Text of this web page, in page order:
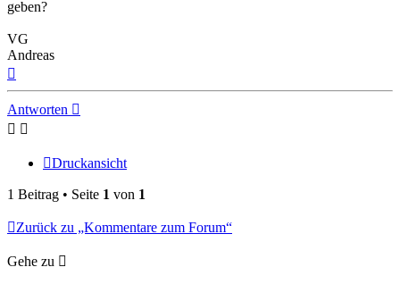
geben?
VG
Andreas
Antworten
Druckansicht
1 Beitrag • Seite 1 von 1
Zurück zu „Kommentare zum Forum“
Gehe zu